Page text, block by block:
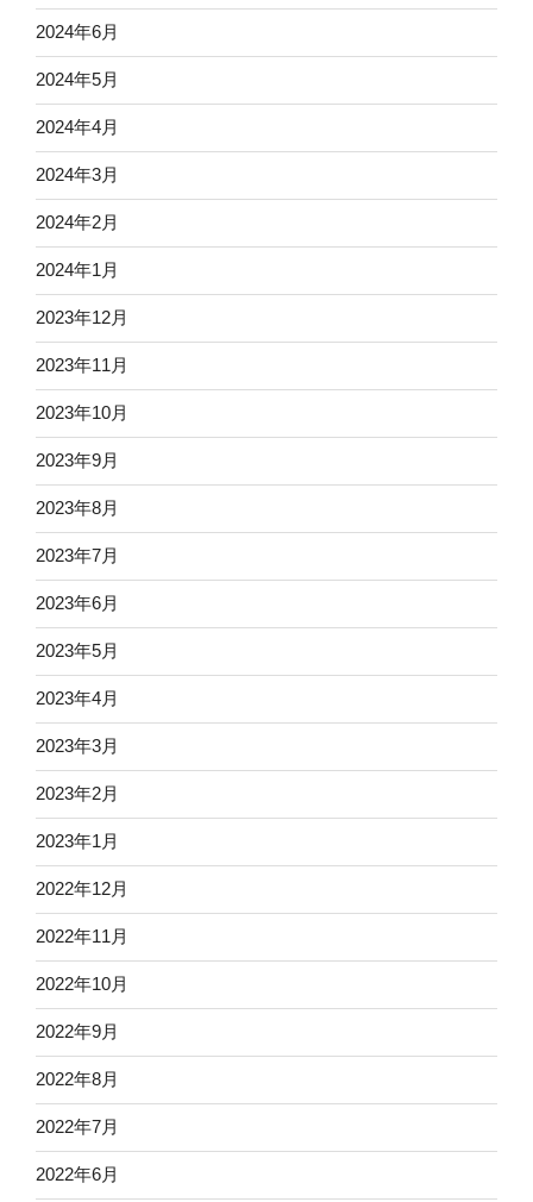
2024年6月
2024年5月
2024年4月
2024年3月
2024年2月
2024年1月
2023年12月
2023年11月
2023年10月
2023年9月
2023年8月
2023年7月
2023年6月
2023年5月
2023年4月
2023年3月
2023年2月
2023年1月
2022年12月
2022年11月
2022年10月
2022年9月
2022年8月
2022年7月
2022年6月